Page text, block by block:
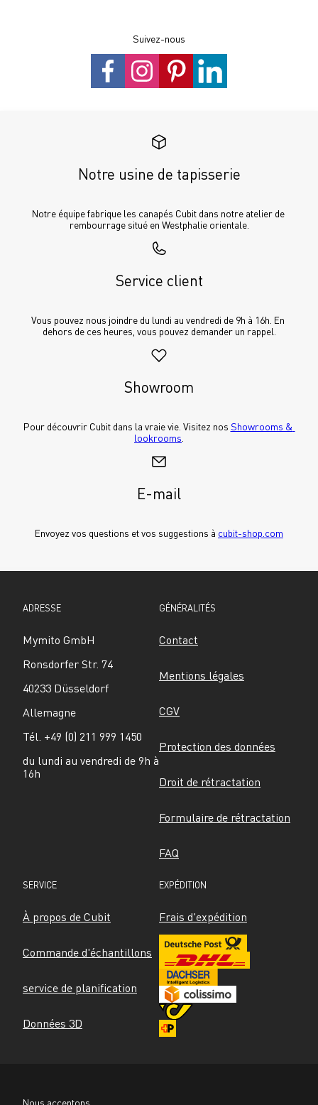
Suivez-nous
Notre usine de tapisserie
Notre équipe fabrique les canapés Cubit dans notre atelier de
rembourrage situé en Westphalie orientale.
Service client
Vous pouvez nous joindre du lundi au vendredi de 9h à 16h. En
dehors de ces heures, vous pouvez demander un rappel.
Showroom
Pour découvrir Cubit dans la vraie vie. Visitez nos Showrooms &
lookrooms
E-mail
Envoyez vos questions et vos suggestions à cubit-shop.com
ADRESSE
Mymito GmbH
Ronsdorfer Str. 74
40233 Düsseldorf
Allemagne
Tél. +49 (0) 211 999 1450
du lundi au vendredi de 9h à
16h
GÉNÉRALITÉS
Contact
Mentions légales
CGV
Protection des données
Droit de rétractation
Formulaire de rétractation
FAQ
SERVICE
À propos de Cubit
Commande d'échantillons
service de planification
Données 3D
EXPÉDITION
Frais d'expédition
Nous acceptons